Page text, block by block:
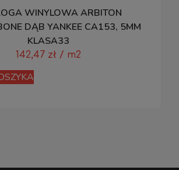
WINYLOWA ARBITON
DĄB YANKEE CA153, 5MM
KLASA33
142,47 zł / m2